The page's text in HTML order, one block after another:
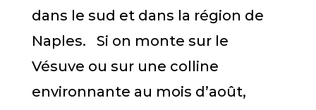
dans le sud et dans la région de
Naples. Si on monte sur le
Vésuve ou sur une colline
environnante au mois d’août,